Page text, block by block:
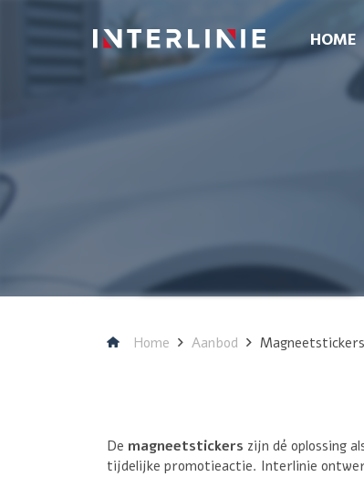
HOME
Home Aanbod Magneetstickers
De magneetstickers zijn dé oplossing
tijdelijke promotieactie. Interlinie